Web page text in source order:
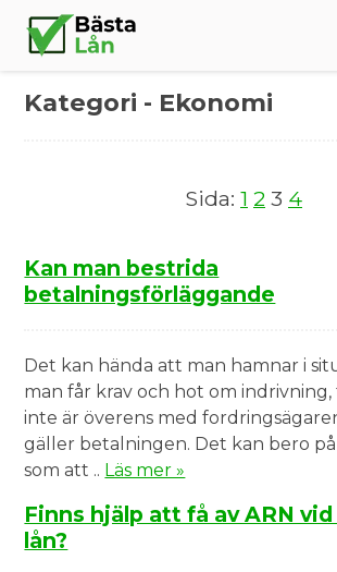
Kategori - Ekonomi
Sida: 1 2 3 4
Kan man bestrida
betalningsförläggande
Det kan hända att man hamnar i
man får krav och hot om
inte är överens med
gäller betalningen. Det kan bero på
som att .. Läs mer »
Finns hjälp att få av ARN
lån?